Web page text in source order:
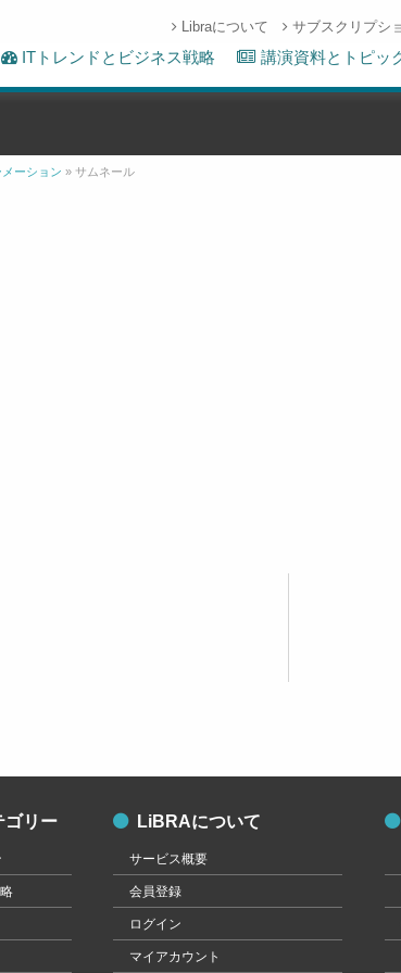
Libraについて サブスクリプシ
ITトレンドとビジネス戦略 講演資料とトピッ
ーション » サムネール
ゴリー LiBRAについて
サービス概要
会員登録
ログイン
マイアカウント